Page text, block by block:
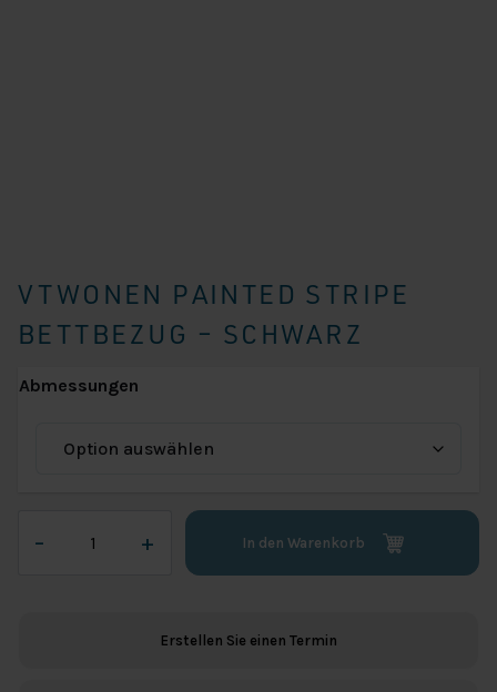
VTWONEN PAINTED STRIPE
BETTBEZUG – SCHWARZ
Abmessungen
–
Painted
+ In den Warenkorb
Erstellen Sie einen Termin